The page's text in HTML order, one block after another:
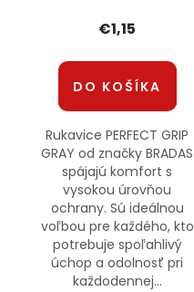
€1,15
DO KOŠÍKA
Rukavice PERFECT GRIP
GRAY od značky BRADAS
spájajú komfort s
vysokou úrovňou
ochrany. Sú ideálnou
voľbou pre každého, kto
potrebuje spoľahlivý
úchop a odolnosť pri
každodennej...